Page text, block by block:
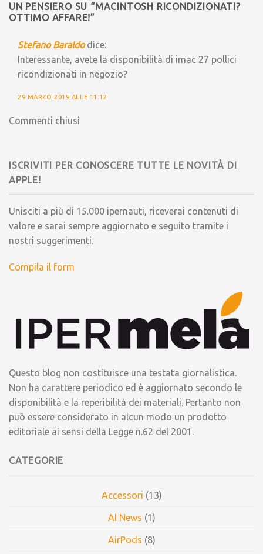
UN PENSIERO SU “MACINTOSH RICONDIZIONATI?
OTTIMO AFFARE!”
Stefano Baraldo dice:
Interessante, avete la disponibilità di imac 27 pollici
ricondizionati in negozio?
29 MARZO 2019 ALLE 11:12
Commenti chiusi
ISCRIVITI PER CONOSCERE TUTTE LE NOVITÀ DI
APPLE!
Unisciti a più di 15.000 ipernauti, riceverai contenuti di
valore e sarai sempre aggiornato e seguito tramite i
nostri suggerimenti.
Compila il form
Questo blog non costituisce una testata giornalistica.
Non ha carattere periodico ed è aggiornato secondo le
disponibilità e la reperibilità dei materiali. Pertanto non
può essere considerato in alcun modo un prodotto
editoriale ai sensi della Legge n.62 del 2001.
CATEGORIE
Accessori (13)
AI News (1)
AirPods (8)